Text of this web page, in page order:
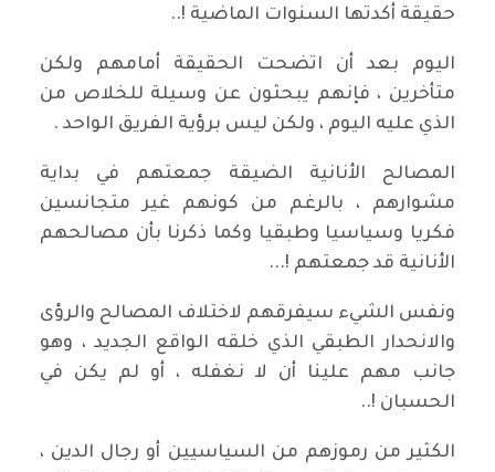
حقيقة أكدتها السنوات الماضية !..
اليوم بعد أن اتضحت الحقيقة أمامهم ولكن
متأخرين ، فإنهم يبحثون عن وسيلة للخلاص من
الذي عليه اليوم ، ولكن ليس برؤية الفريق الواحد .
المصالح الأنانية الضيقة جمعتهم في بداية
مشوارهم ، بالرغم من كونهم غير متجانسين
فكريا وسياسيا وطبقيا وكما ذكرنا بأن مصالحهم
الأنانية قد جمعتهم !...
ونفس الشيء سيفرقهم لاختلاف المصالح والرؤى
والانحدار الطبقي الذي خلقه الواقع الجديد ، وهو
جانب مهم علينا أن لا نغفله ، أو لم يكن في
الحسبان !..
الكثير من رموزهم من السياسيين أو رجال الدين ،